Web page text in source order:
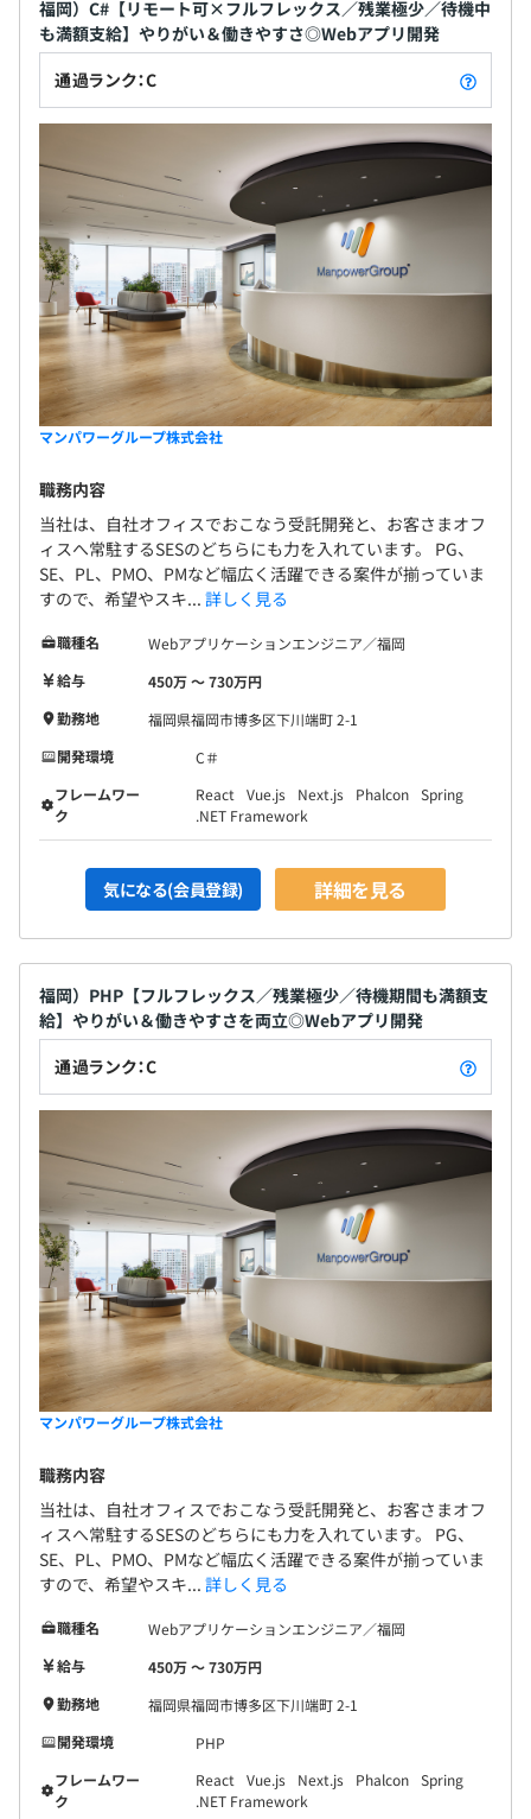
昇給：年1回
※成長・成果に基づく評価により
社会保険完備（健康保険・厚生年金加入・雇用保険・労災
保険）
無期雇用
6カ月（期間中、条件などの変更はありません）
福岡）C#【リモート可×フルフレックス／残業極少／待機中
も満額支給】やりがい＆働きやすさ◎Webアプリ開発
通過ランク：C
マンパワーグループ株式会社
職務内容
当社は、自社オフィスでおこなう受託開発と、お客さまオフ
ィスへ常駐するSESのどちらにも力を入れています。 PG、
SE、PL、PMO、PMなど幅広く活躍できる案件が揃っていま
すので、希望やスキ... 詳しく見る
職種名
Webアプリケーションエンジニア／福岡
給与
450万 〜 730万円
勤務地
福岡県福岡市博多区下川端町 2-1
開発環境
C＃
フレームワー
ク
React Vue.js Next.js Phalcon Spring
.NET Framework
気になる(会員登録) 詳細を見る
福岡）PHP【フルフレックス／残業極少／待機期間も満額支
給】やりがい＆働きやすさを両立◎Webアプリ開発
通過ランク：C
マンパワーグループ株式会社
職務内容
当社は、自社オフィスでおこなう受託開発と、お客さまオフ
ィスへ常駐するSESのどちらにも力を入れています。 PG、
SE、PL、PMO、PMなど幅広く活躍できる案件が揃っていま
すので、希望やスキ... 詳しく見る
職種名
Webアプリケーションエンジニア／福岡
給与
450万 〜 730万円
勤務地
福岡県福岡市博多区下川端町 2-1
開発環境
PHP
フレームワー
ク
React Vue.js Next.js Phalcon Spring
.NET Framework